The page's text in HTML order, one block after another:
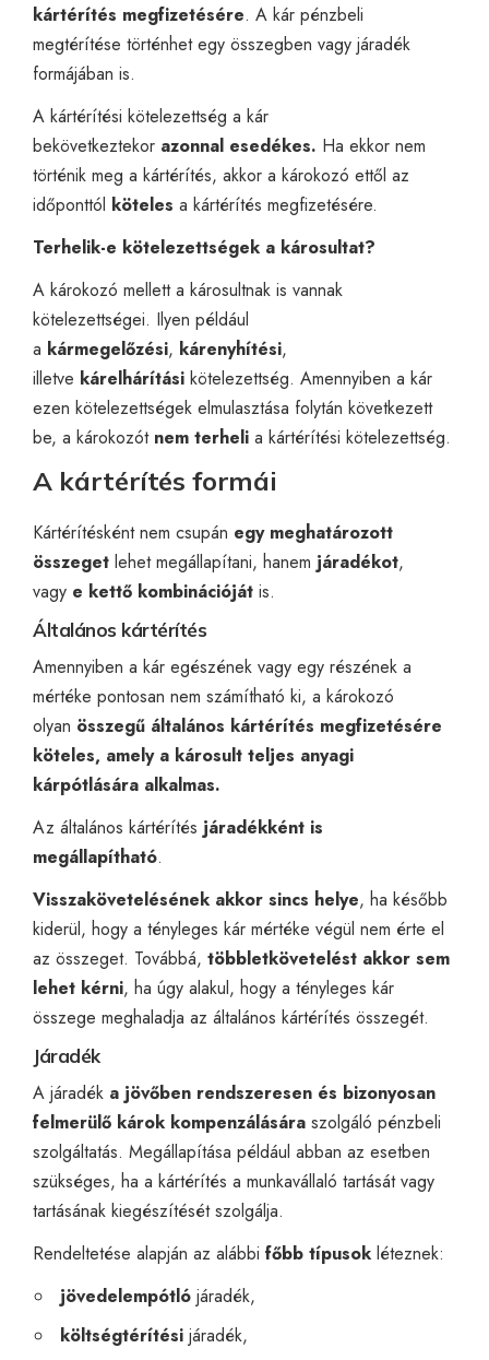
kártérítés megfizetésére. A kár pénzbeli
megtérítése történhet egy összegben vagy járadék
formájában is.
A kártérítési kötelezettség a kár
bekövetkeztekor azonnal esedékes. Ha ekkor nem
történik meg a kártérítés, akkor a károkozó ettől az
időponttól köteles a kártérítés megfizetésére.
Terhelik-e kötelezettségek a károsultat?
A károkozó mellett a károsultnak is vannak
kötelezettségei. Ilyen például
a kármegelőzési, kárenyhítési,
illetve kárelhárítási kötelezettség. Amennyiben a kár
ezen kötelezettségek elmulasztása folytán következett
be, a károkozót nem terheli a kártérítési kötelezettség.
A kártérítés formái
Kártérítésként nem csupán egy meghatározott
összeget lehet megállapítani, hanem járadékot,
vagy e kettő kombinációját is.
Általános kártérítés
Amennyiben a kár egészének vagy egy részének a
mértéke pontosan nem számítható ki, a károkozó
olyan összegű általános kártérítés megfizetésére
köteles, amelya károsult teljes anyagi
kárpótlására alkalmas.
Az általános kártérítés járadékként is
megállapítható.
Visszakövetelésének akkor sincs helye, ha később
kiderül, hogy a tényleges kár mértéke végül nem érte el
az összeget. Továbbá, többletkövetelést akkor sem
lehet kérni, ha úgy alakul, hogy a tényleges kár
összege meghaladja az általános kártérítés összegét.
Járadék
A járadék a jövőben rendszeresen és bizonyosan
felmerülő károk kompenzálására szolgáló pénzbeli
szolgáltatás. Megállapítása például abban az esetben
szükséges, ha a kártérítés a munkavállaló tartását vagy
tartásának kiegészítését szolgálja.
Rendeltetése alapján az alábbi főbb típusok léteznek:
jövedelempótlójáradék,
költségtérítésijáradék,